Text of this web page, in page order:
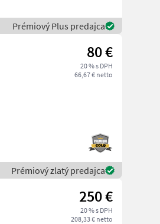
Prémiový Plus predajca
80 €
20 % s DPH
66,67 € netto
Prémiový zlatý predajca
250 €
20 % s DPH
208,33 € netto